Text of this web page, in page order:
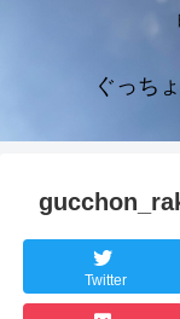
ぐっち
Twitter